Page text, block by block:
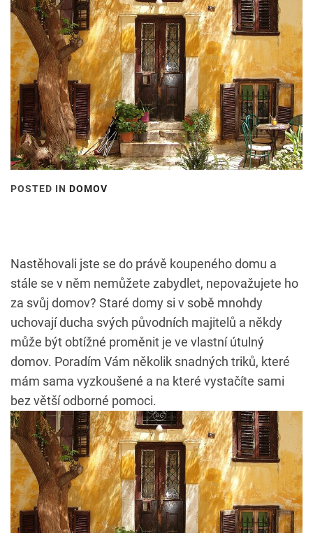
POSTED IN DOMOV
Nastěhovali jste se do právě koupeného domu a
stále se v něm nemůžete zabydlet, nepovažujete ho
za svůj domov? Staré domy si v sobě mnohdy
uchovají ducha svých původních majitelů a někdy
může být obtížné proměnit je ve vlastní útulný
domov. Poradím Vám několik snadných triků, které
mám sama vyzkoušené a na které vystačíte sami
bez větší odborné pomoci.